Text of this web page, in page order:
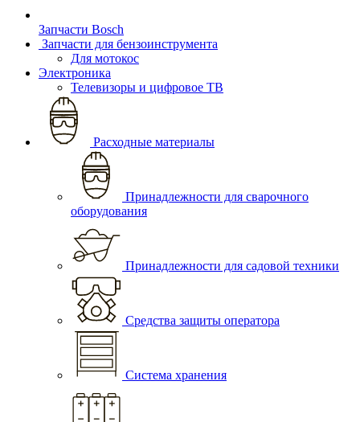
Запчасти Bosch
Запчасти для бензоинструмента
Для мотокос
Электроника
Телевизоры и цифровое ТВ
Расходные материалы
Принадлежности для сварочного
оборудования
Принадлежности для садовой техники
Средства защиты оператора
Система хранения